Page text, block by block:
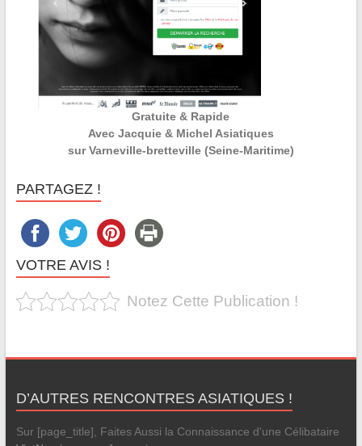
Gratuite & Rapide
Avec Jacquie & Michel Asiatiques
sur Varneville-bretteville (Seine-Maritime)
PARTAGEZ !
VOTRE AVIS !
Notez Cette Publication !
D’AUTRES RENCONTRES ASIATIQUES !
Sur [page_title], Faites Aussi la Connaissance d'une Célibataire